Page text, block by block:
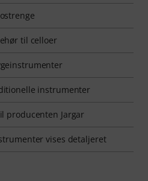
til celloer
instrumenter
producenten Jargar
vises detaljeret